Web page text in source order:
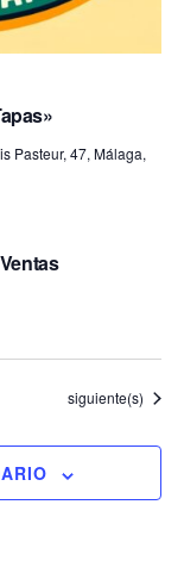
Pasteur, 47, Málaga,
Eventos
siguiente(s)